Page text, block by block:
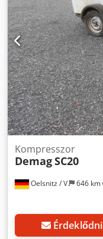
Oelsnitz / V. 646 km
Kompresszor
DemagSC20
Érdeklődni